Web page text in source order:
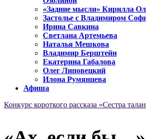
«Задние мысли» Кирилла
Застолье с Владимиром
Ирина Савкина
Светлана Артемьева
Наталья Мешкова
Владимир Берштейн
Екатерина Габалова
Олег Липовецкий
Илона Румянцева
Афиша
Конкурс короткого рассказа «Сестра